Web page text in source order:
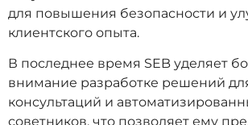
для повышения безопасности и
клиентского опыта.
В последнее время SEB уделяет
внимание разработке решений
консультаций и
советников, что позволяет ему